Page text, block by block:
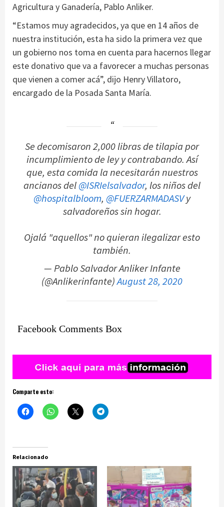
Agricultura y Ganadería, Pablo Anliker.
“Estamos muy agradecidos, ya que en 14 años de
nuestra institución, esta ha sido la primera vez que
un gobierno nos toma en cuenta para hacernos llegar
este donativo que va a favorecer a muchas personas
que vienen a comer acá”, dijo Henry Villatoro,
encargado de la Posada Santa María.
Se decomisaron 2,000 libras de tilapia por
incumplimiento de ley y contrabando. Así
que, esta comida la necesitarán nuestros
ancianos del@ISRIelsalvador, los niños del
@hospitalbloom, @FUERZARMADASVy
salvadoreños sin hogar.
Ojalá "aquellos" no quieran ilegalizar esto
también.
— Pablo Salvador Anliker Infante
(@Anlikerinfante)August 28, 2020
Facebook Comments Box
Comparte esto:
Relacionado